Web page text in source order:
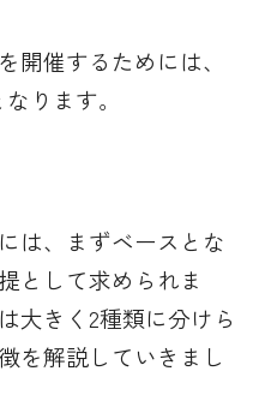
開催するためには、
ります。
は、まずベースとな
として求められま
大きく2種類に分けら
を解説していきまし